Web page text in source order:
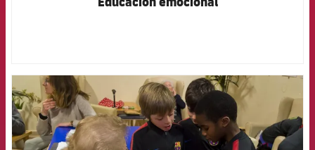
FCB Barcelona badge